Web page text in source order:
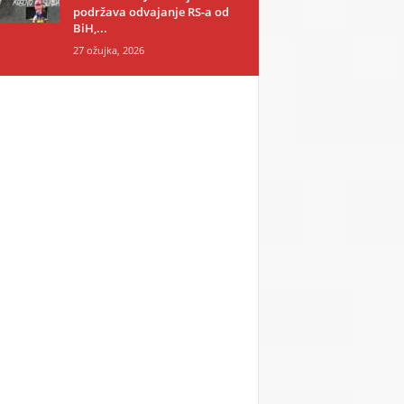
podržava odvajanje RS-a od
BiH,...
27 ožujka, 2026